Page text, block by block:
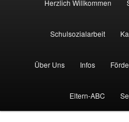
Herzlich Willkommen
Schulsozialarbeit
Über Uns Infos
Eltern-ABC